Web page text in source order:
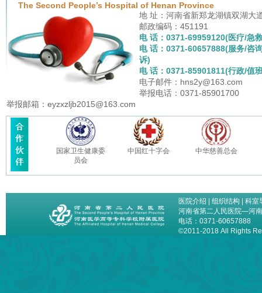
The Second People’s Hospital of Henan Province
地 址：河南省新郑龙湖镇双湖大
邮政编码：451191
电 话：0371-69959120(医疗/急
电 话：0371-60657888(服务/咨
诉)
电 话：0371-85901811(行政/值
电子邮件：hns2y@163.com
举报电话：0371-85901700
举报邮箱：eyzxzljb2015@163.com
国家卫生健康委
员会
中国红十字会 中华慈善总会
医院介绍 组织结构
科室
河南省第二人民医院—河
电话：0371-60657888
©2011-2018 All Rights